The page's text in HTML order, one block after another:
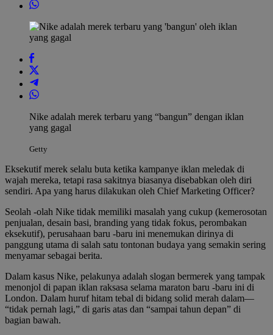
Nike adalah merek terbaru yang “bangun” dengan iklan
yang gagal
Getty
Eksekutif merek selalu buta ketika kampanye iklan meledak di
wajah mereka, tetapi rasa sakitnya biasanya disebabkan oleh diri
sendiri. Apa yang harus dilakukan oleh Chief Marketing Officer?
Seolah -olah Nike tidak memiliki masalah yang cukup (kemerosotan
penjualan, desain basi, branding yang tidak fokus, perombakan
eksekutif), perusahaan baru -baru ini menemukan dirinya di
panggung utama di salah satu tontonan budaya yang semakin sering
menyamar sebagai berita.
Dalam kasus Nike, pelakunya adalah slogan bermerek yang tampak
menonjol di papan iklan raksasa selama maraton baru -baru ini di
London. Dalam huruf hitam tebal di bidang solid merah dalam—
“tidak pernah lagi,” di garis atas dan “sampai tahun depan” di
bagian bawah.